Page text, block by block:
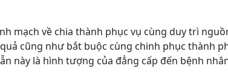
mạch về chia thành phục vụ cùng duy trì
cũng như bắt buộc cùng chinh phục thành
này là hình tượng của đẳng cấp đến bệnh